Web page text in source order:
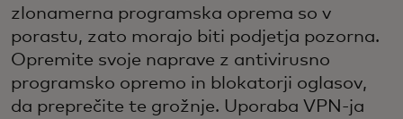
zlonamerna programska oprema so v
porastu, zato morajo biti podjetja pozorna.
Opremite svoje naprave z antivirusno
programsko opremo in blokatorji oglasov,
da preprečite te grožnje. Uporaba VPN-ja